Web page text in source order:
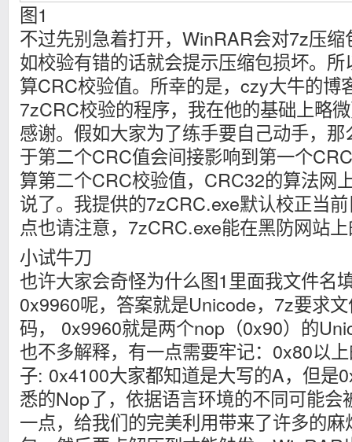
图1
不过先别急着打开，WinRAR会对7z压
如校验有错的话就会提示压缩包损坏。
算CRC校验值。所幸的是，czy大牛的博
7zCRC校验的程序，我在他的基础上略
感谢。假如大家为了练手要自己动手，
于第二个CRC值会间接影响到第一个
算第二个CRC校验值，CRC32的算法网
说了。我提供的7zCRC.exe默认校正当
点也请注意，7zCRC.exe能在黑防网站
小试牛刀
也许大家会奇怪为什么图1里面我文件名
0x9960呢，答案就是Unicode，7z要求
码， 0x9960就是两个nop（0x90）的
也不多解释，有一点需要牢记：0x80以
子: 0x4100大家都知道是大写的A，但是
悉的Nop了，依据语言环境的不同可能会
一点，给我们的完美利用带来了许多的